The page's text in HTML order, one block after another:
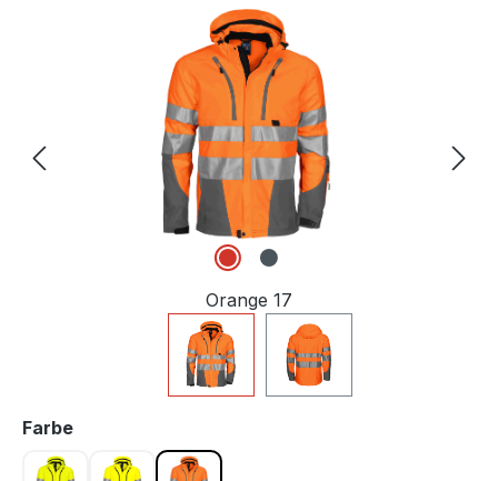
Bildergalerie überspringen
Orange 17
Farbeauswählen